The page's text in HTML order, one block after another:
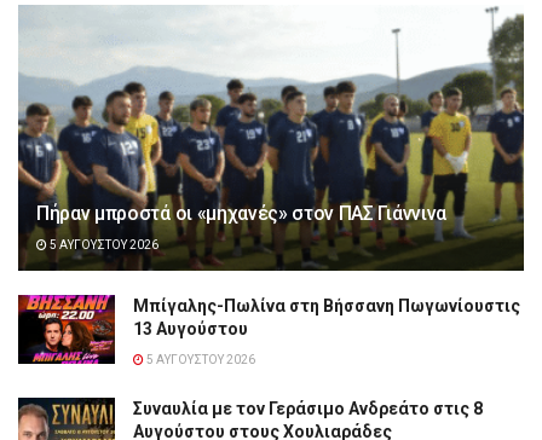
Πήραν μπροστά οι «μηχανές» στον ΠΑΣ Γιάννινα
5 ΑΥΓΟΎΣΤΟΥ 2026
Μπίγαλης-Πωλίνα στη Βήσσανη Πωγωνίουστις
13 Αυγούστου
5 ΑΥΓΟΎΣΤΟΥ 2026
Συναυλία με τον Γεράσιμο Ανδρεάτο στις 8
Αυγούστου στους Χουλιαράδες